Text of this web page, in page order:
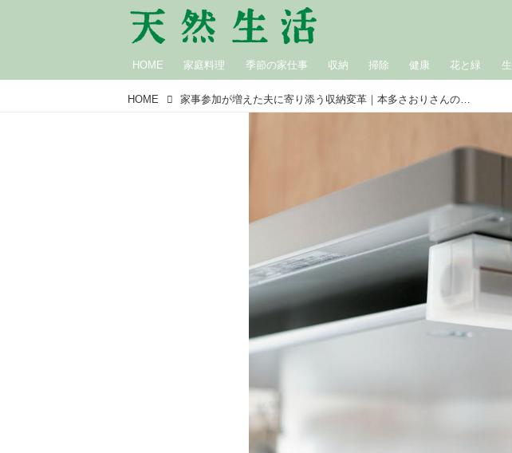
HOME 家庭料理 季節の家仕事 収納 掃除 健康 花と緑
HOME 家事参加が増えた夫に寄り添う収納変革｜本多さおりさんの収納論